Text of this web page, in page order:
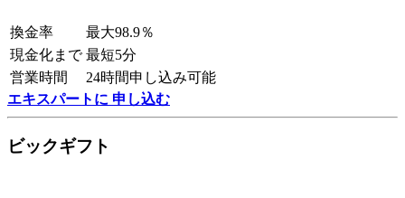
換金率
最大98.9％
現金化まで 最短5分
営業時間
24時間申し込み可能
エキスパートに 申し込む
ビックギフト